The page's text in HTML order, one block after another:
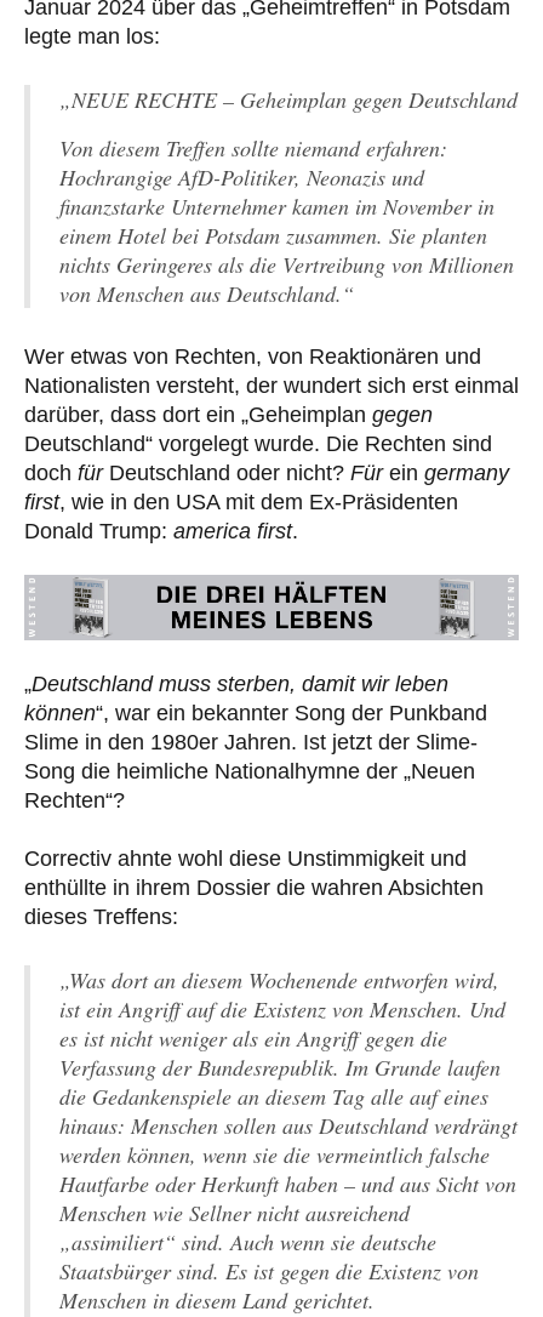
Januar 2024 über das „Geheimtreffen“ in Potsdam
legte man los:
„NEUE RECHTE – Geheimplan gegen Deutschland
Von diesem Treffen sollte niemand erfahren:
Hochrangige AfD-Politiker, Neonazis und
finanzstarke Unternehmer kamen im November in
einem Hotel bei Potsdam zusammen. Sie planten
nichts Geringeres als die Vertreibung von Millionen
von Menschen aus Deutschland.“
Wer etwas von Rechten, von Reaktionären und
Nationalisten versteht, der wundert sich erst einmal
darüber, dass dort ein „Geheimplan gegen
Deutschland“ vorgelegt wurde. Die Rechten sind
doch fürDeutschland oder nicht? Fürein germany
first, wie in den USA mit dem Ex-Präsidenten
Donald Trump: america first.
„Deutschland muss sterben, damit wir leben
können“, war ein bekannter Song der Punkband
Slime in den 1980er Jahren. Ist jetzt der Slime-
Song die heimliche Nationalhymne der „Neuen
Rechten“?
Correctiv ahnte wohl diese Unstimmigkeit und
enthüllte in ihrem Dossier die wahren Absichten
dieses Treffens:
„Was dort an diesem Wochenende entworfen wird,
ist ein Angriff auf die Existenz von Menschen. Und
es ist nicht weniger als ein Angriff gegen die
Verfassung der Bundesrepublik. Im Grunde laufen
die Gedankenspiele an diesem Tag alle auf eines
hinaus: Menschen sollen aus Deutschland verdrängt
werden können, wenn sie die vermeintlich falsche
Hautfarbe oder Herkunft haben – und aus Sicht von
Menschen wie Sellner nicht ausreichend
„assimiliert“ sind. Auch wenn sie deutsche
Staatsbürger sind. Es ist gegen die Existenz von
Menschen in diesem Land gerichtet.